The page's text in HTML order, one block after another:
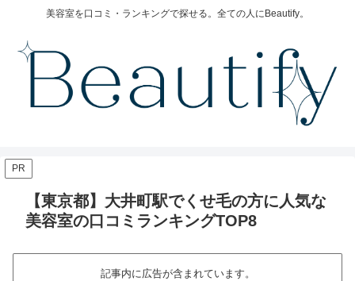
美容室を口コミ・ランキングで探せる。全ての人にBeautify。
PR
【東京都】大井町駅でくせ毛の方に人気な
美容室の口コミランキングTOP8
記事内に広告が含まれています。